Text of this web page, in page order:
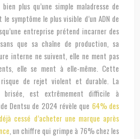
plus qu’une simple maladresse de
symptôme le plus visible d’un ADN de
entreprise prétend incarner des
que sa chaîne de production, sa
interne ne suivent, elle ne ment pas
elle se ment à elle-même. Cette
de rejet violent et durable. La
brisée, est extrêmement difficile à
Dentsu de 2024 révèle que 64% des
cessé d’acheter une marque après
, un chiffre qui grimpe à 76% chez les